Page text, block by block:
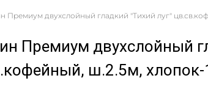
Премиум двухслойный гладкий "Тихий луг"
Премиум двухслойный
ш.2.5м,